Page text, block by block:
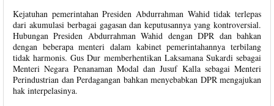
Kejatuhan pemerintahan Presiden Abdurrahman Wahid tidak terlepas
dari akumulasi berbagai gagasan dan keputusannya yang kontroversial.
Hubungan Presiden Abdurrahman Wahid dengan DPR dan bahkan
dengan beberapa menteri dalam kabinet pemerintahannya terbilang
tidak harmonis. Gus Dur memberhentikan Laksamana Sukardi sebagai
Menteri Negara Penanaman Modal dan Jusuf Kalla sebagai Menteri
Perindustrian dan Perdagangan bahkan menyebabkan DPR mengajukan
hak interpelasinya.